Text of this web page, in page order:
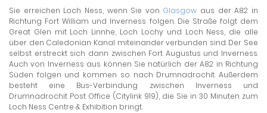
Sie erreichen Loch Ness, wenn Sie von Glasgow aus der A82 in
Richtung Fort William und Inverness folgen. Die Straße folgt dem
Great Glen mit Loch Linnhe, Loch Lochy und Loch Ness, die alle
über den Caledonian Kanal miteinander verbunden sind. Der See
selbst erstreckt sich dann zwischen Fort Augustus und Inverness.
Auch von Inverness aus können Sie natürlich der A82 in Richtung
Süden folgen und kommen so nach Drumnadrochit. Außerdem
besteht eine Bus-Verbindung zwischen Inverness und
Drumnadrochit Post Office (Citylink 919), die Sie in 30 Minuten zum
Loch Ness Centre & Exhibition bringt.